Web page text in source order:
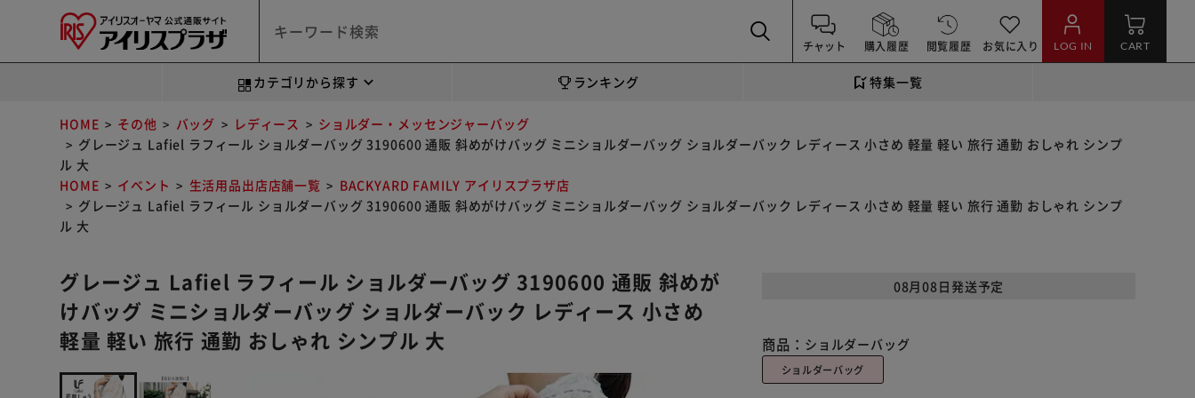
チャット 購入履歴 閲覧履歴 お気に入り LOG IN CART
カテゴリから探す ランキング 特集一覧
HOME その他 バッグ レディース
ショルダー・メッセンジャーバッグ
グレージュ Lafiel ラフィール ショルダーバッグ 3190600 通販 斜めがけバッグ ミニショルダーバッグ ショルダーバック レディース 小さめ 軽量 軽い 旅行 通勤 おしゃれ シンプ
ル 大
HOME
イベント 生活用品出店店舗一覧
BACKYARD FAMILY アイリスプラザ店
グレージュ Lafiel ラフィール ショルダーバッグ 3190600 通販 斜めがけバッグ ミニショルダーバッグ ショルダーバック レディース 小さめ 軽量 軽い 旅行 通勤 おしゃれ シンプ
ル 大
グレージュ Lafiel ラフィール ショルダーバッグ 3190600 通販 斜めが
けバッグ ミニショルダーバッグ ショルダーバック レディース 小さめ
軽量 軽い 旅行 通勤 おしゃれ シンプル 大
08月08日発送予定
商品： ショルダーバッグ
ショルダーバッグ